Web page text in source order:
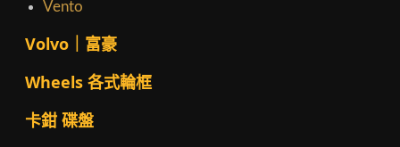
Vento
Volvo｜富豪
Wheels 各式輪框
卡鉗 碟盤